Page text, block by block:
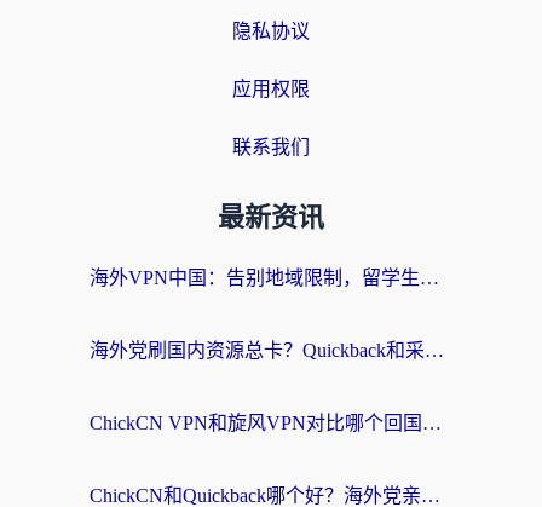
隐私协议
应用权限
联系我们
最新资讯
海外VPN中国：告别地域限制，留学生与华人如何轻松刷国内剧、玩国服？
海外党刷国内资源总卡？Quickback和采集蜂好用吗？这篇指南帮你避坑
ChickCN VPN和旋风VPN对比哪个回国效果更好？海外党亲测实用指南
ChickCN和Quickback哪个好？海外党亲测回国加速器，轻松解锁国内资源（附避坑指南）